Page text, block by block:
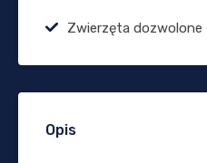
Zwierzęta dozwolone
Opis